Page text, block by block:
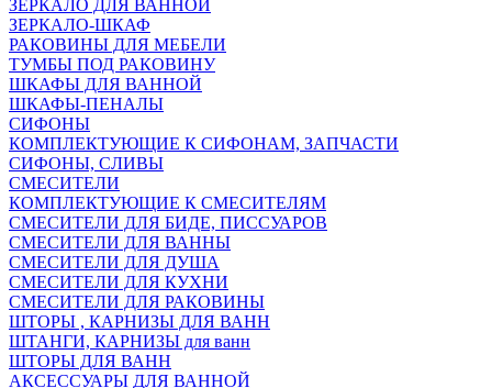
ЗЕРКАЛО ДЛЯ ВАННОЙ
ЗЕРКАЛО-ШКАФ
РАКОВИНЫ ДЛЯ МЕБЕЛИ
ТУМБЫ ПОД РАКОВИНУ
ШКАФЫ ДЛЯ ВАННОЙ
ШКАФЫ-ПЕНАЛЫ
СИФОНЫ
КОМПЛЕКТУЮЩИЕ К СИФОНАМ, ЗАПЧАСТИ
СИФОНЫ, СЛИВЫ
СМЕСИТЕЛИ
КОМПЛЕКТУЮЩИЕ К СМЕСИТЕЛЯМ
СМЕСИТЕЛИ ДЛЯ БИДЕ, ПИССУАРОВ
СМЕСИТЕЛИ ДЛЯ ВАННЫ
СМЕСИТЕЛИ ДЛЯ ДУША
СМЕСИТЕЛИ ДЛЯ КУХНИ
СМЕСИТЕЛИ ДЛЯ РАКОВИНЫ
ШТОРЫ , КАРНИЗЫ ДЛЯ ВАНН
ШТАНГИ, КАРНИЗЫ для ванн
ШТОРЫ ДЛЯ ВАНН
АКСЕССУАРЫ ДЛЯ ВАННОЙ